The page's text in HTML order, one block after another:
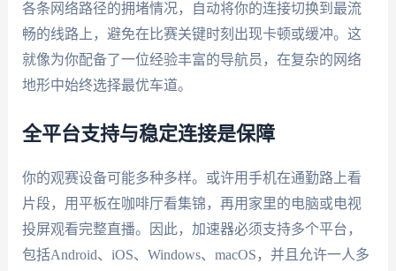
各条网络路径的拥堵情况，自动将你的连接切换到最流
畅的线路上，避免在比赛关键时刻出现卡顿或缓冲。这
就像为你配备了一位经验丰富的导航员，在复杂的网络
地形中始终选择最优车道。
全平台支持与稳定连接是保障
你的观赛设备可能多种多样。或许用手机在通勤路上看
片段，用平板在咖啡厅看集锦，再用家里的电脑或电视
投屏观看完整直播。因此，加速器必须支持多个平台，
包括Android、iOS、Windows、macOS，并且允许一人多